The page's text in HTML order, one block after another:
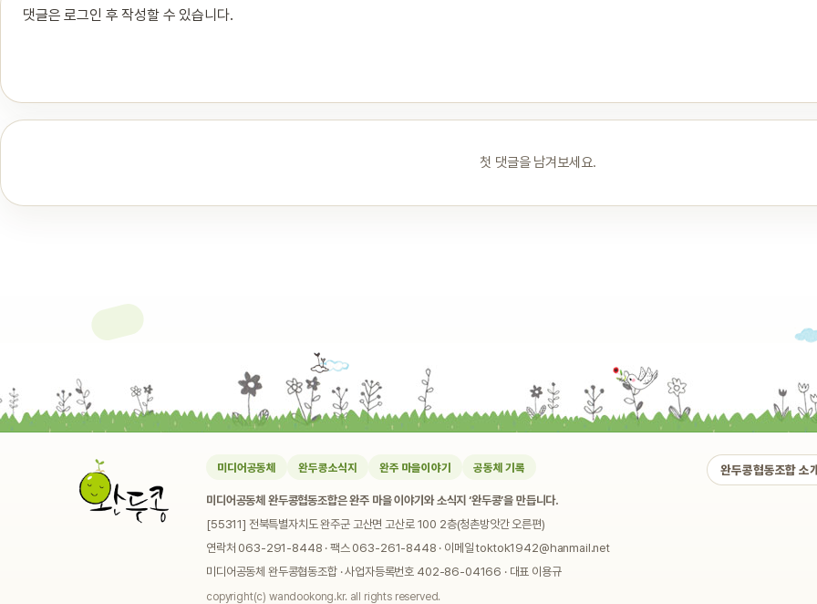
댓글은 로그인 후 작성할 수 있습니다.
첫 댓글을 남겨보세요.
미디어공동체 완두콩소식지 완주 마을이야기 공동체 기록
미디어공동체 완두콩협동조합은 완주 마을 이야기와 소식지 ‘완두콩’을 만듭니다.
[55311] 전북특별자치도 완주군 고산면 고산로 100 2층(청촌방앗간 오른편)
연락처 063-291-8448 · 팩스 063-261-8448 · 이메일 toktok1942@hanmail.net
미디어공동체 완두콩협동조합 · 사업자등록번호 402-86-04166 · 대표 이용규
copyright(c) wandookong.kr. all rights reserved.
완두콩협동조합 소